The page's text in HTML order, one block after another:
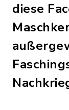
diese